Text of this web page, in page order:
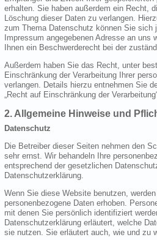
erhalten. Sie haben außerdem ein Recht,
Löschung dieser Daten zu verlangen.
zum Thema Datenschutz können Sie sich
Impressum angegebenen Adresse an uns
Ihnen ein Beschwerderecht bei der
Außerdem haben Sie das Recht, unter
Einschränkung der Verarbeitung Ihrer
verlangen. Details hierzu entnehmen Sie
„Recht auf Einschränkung der
2. Allgemeine Hinweise und
Datenschutz
Die Betreiber dieser Seiten nehmen den
sehr ernst. Wir behandeln Ihre
entsprechend der gesetzlichen
Datenschutzerklärung.
Wenn Sie diese Website benutzen,
personenbezogene Daten erhoben.
mit denen Sie persönlich identifiziert
Datenschutzerklärung erläutert, welche
sie nutzen. Sie erläutert auch, wie und zu